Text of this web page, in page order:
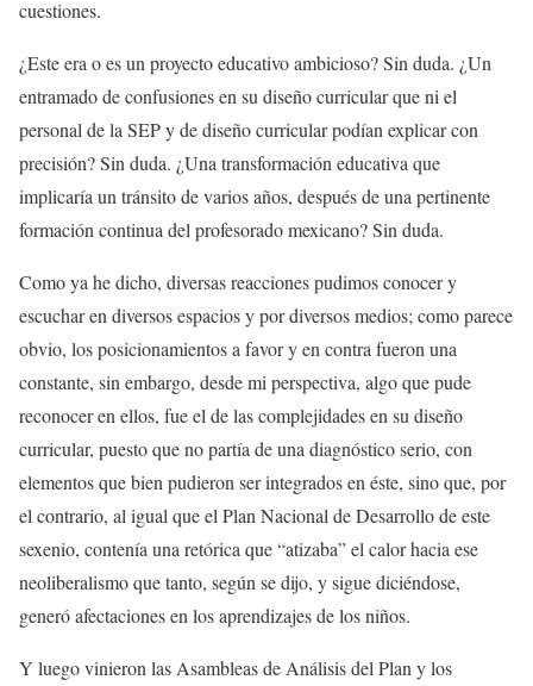
cuestiones.
¿Este era o es un proyecto educativo ambicioso? Sin duda. ¿Un
entramado de confusiones en su diseño curricular que ni el
personal de la SEP y de diseño curricular podían explicar con
precisión? Sin duda. ¿Una transformación educativa que
implicaría un tránsito de varios años, después de una pertinente
formación continua del profesorado mexicano? Sin duda.
Como ya he dicho, diversas reacciones pudimos conocer y
escuchar en diversos espacios y por diversos medios; como parece
obvio, los posicionamientos a favor y en contra fueron una
constante, sin embargo, desde mi perspectiva, algo que pude
reconocer en ellos, fue el de las complejidades en su diseño
curricular, puesto que no partía de una diagnóstico serio, con
elementos que bien pudieron ser integrados en éste, sino que, por
el contrario, al igual que el Plan Nacional de Desarrollo de este
sexenio, contenía una retórica que “atizaba” el calor hacia ese
neoliberalismo que tanto, según se dijo, y sigue diciéndose,
generó afectaciones en los aprendizajes de los niños.
Y luego vinieron las Asambleas de Análisis del Plan y los